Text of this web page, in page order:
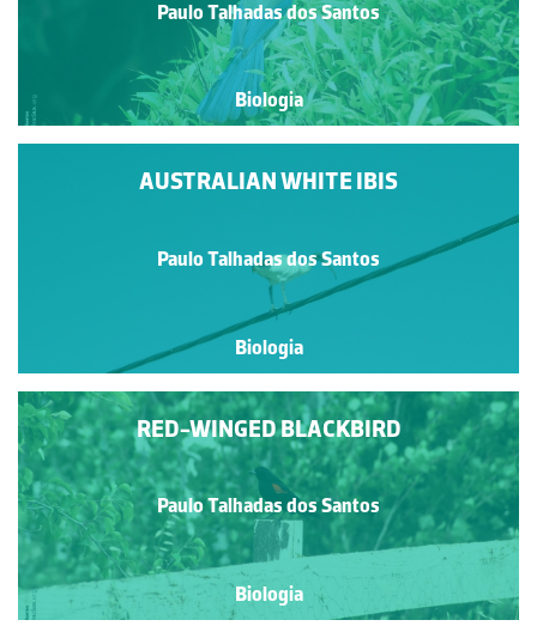
Paulo Talhadas dos Santos
Biologia
AUSTRALIAN WHITE IBIS
Paulo Talhadas dos Santos
Biologia
RED-WINGED BLACKBIRD
Paulo Talhadas dos Santos
Biologia